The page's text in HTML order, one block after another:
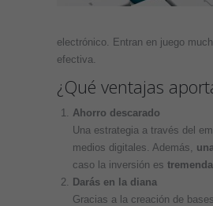
electrónico. Entran en juego
efectiva.
¿Qué ventajas
Ahorro descarado
Una estrategia a través del
medios digitales. Además,
caso la inversión es
Darás en la diana
Gracias a la creación de